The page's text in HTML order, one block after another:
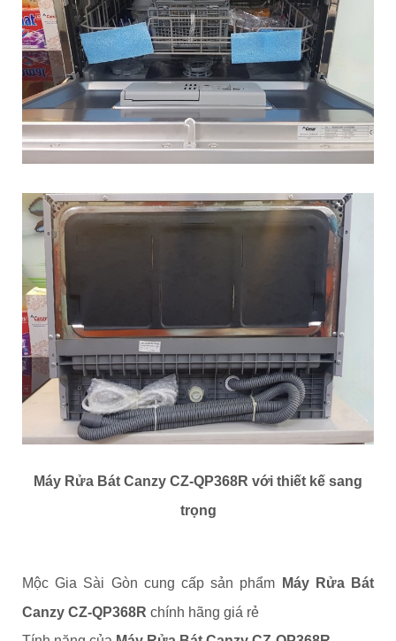
Máy Rửa Bát Canzy CZ-QP368R với thiết kế sang
trọng
Mộc Gia Sài Gòn cung cấp sản phẩm
Máy Rửa Bát
Canzy CZ-QP368R chính hãng giá rẻ